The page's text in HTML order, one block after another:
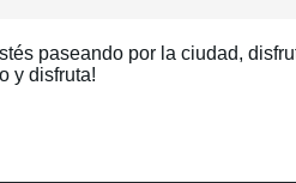
paseando por la ciudad,
y disfruta!